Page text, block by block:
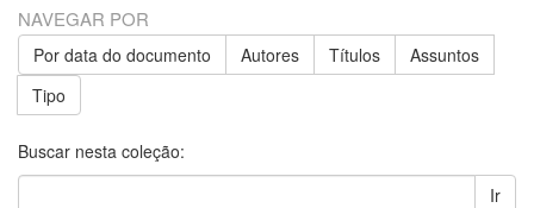
NAVEGAR POR
Por data do documento Autores Títulos
Assuntos
Tipo
Buscar nesta coleção:
Ir